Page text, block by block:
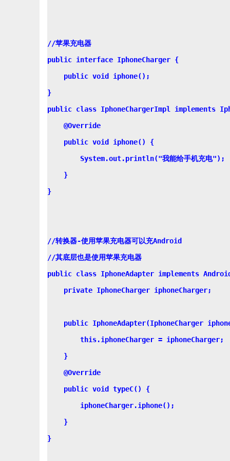
//苹果充电器
public interface IphoneCharger {
    public void iphone();
}
public class IphoneChargerImpl implements
    @Override
    public void iphone() {
        System.out.println("我能给手机充电");
    }
}
//转换器-使用苹果充电器可以充Android
//其底层也是使用苹果充电器
public class IphoneAdapter implements
    private IphoneCharger iphoneCharger;
public IphoneAdapter(IphoneCharger
        this.iphoneCharger = iphoneCharger;
    }
    @Override
    public void typeC() {
        iphoneCharger.iphone();
    }
}